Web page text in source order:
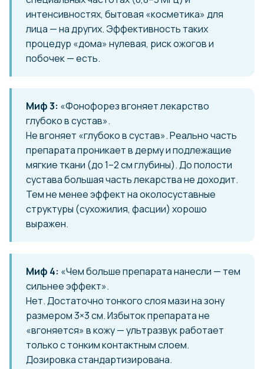
интенсивностях, бытовая «косметика» для
лица — на других. Эффективность таких
процедур «дома» нулевая, риск ожогов и
побочек — есть.
Миф 3: «Фонофорез вгоняет лекарство
глубоко в сустав».
Не вгоняет «глубоко в сустав». Реально часть
препарата проникает в дерму и подлежащие
мягкие ткани (до 1–2 см глубины). До полости
сустава большая часть лекарства не доходит.
Тем не менее эффект на околосуставные
структуры (сухожилия, фасции) хорошо
выражен.
Миф 4: «Чем больше препарата нанесли — тем
сильнее эффект».
Нет. Достаточно тонкого слоя мази на зону
размером 3×3 см. Избыток препарата не
«вгоняется» в кожу — ультразвук работает
только с тонким контактным слоем.
Дозировка стандартизирована.